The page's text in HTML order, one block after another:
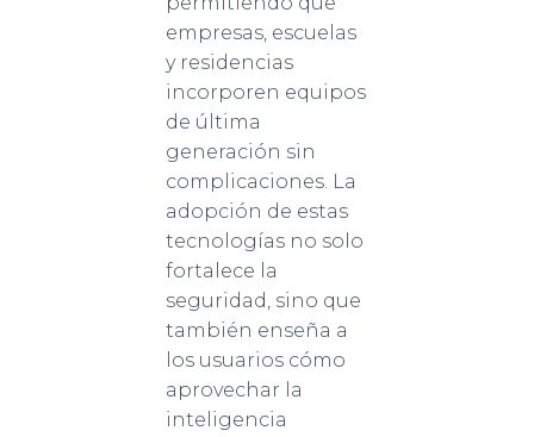
empresas, escuelas
y residencias
incorporen equipos
de última
generación sin
complicaciones. La
adopción de estas
tecnologías no solo
fortalece la
seguridad, sino que
también enseña a
los usuarios cómo
aprovechar la
inteligencia